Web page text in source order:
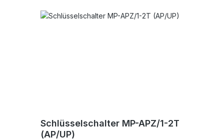
Schlüsselschalter MP-APZ/1-2T
(AP/UP)